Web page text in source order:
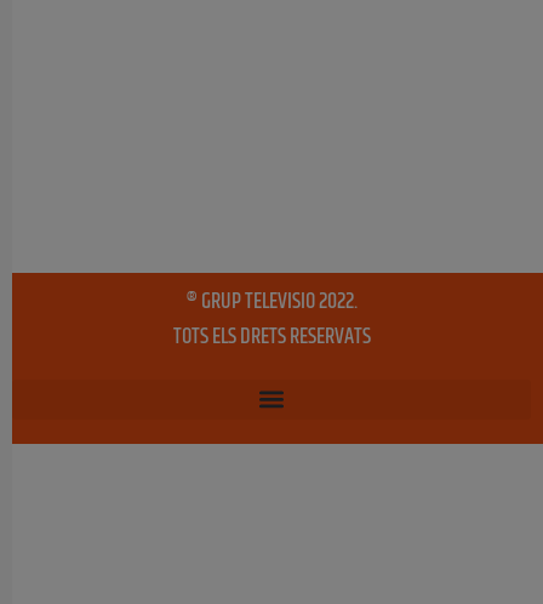
® GRUP TELEVISIO 2022.
TOTS ELS DRETS RESERVATS